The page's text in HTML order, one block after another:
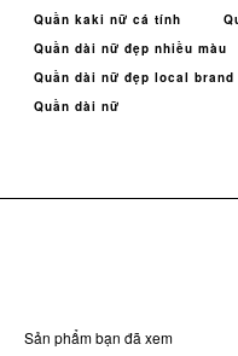
Quần kaki nữ cá tính
Quần dài nữ đẹp nhiều màu
Quần dài nữ đẹp local brand
Quần dài nữ
Sản phẩm bạn đã xem